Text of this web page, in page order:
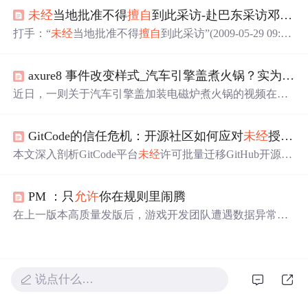
以预防数据泄露。云盒子提供了全面的数据安全解决方
案，包括业务系统数据保护和合规的跨网文件交换措施。
未经当地批准不得擅自到此采访-赴巴东采访邓案记者被围殴
打手：“未经当地批准不得擅自到此采访”(2009-05-29 09:50:
员邓玉娇刺死官员案一直备受媒体关注。昨天两名在巴东
县野三关镇采访此案的记者被当地不明身份的人围攻殴
axure8 事件改变样式_汽车引擎盖煮火锅？实为改装样式 交警：
近日，一则关于汽车引擎盖加装电磁炉煮火锅的视频在网
家透露，这只是恶搞设计，实际并未具备烹饪功能。此类
改装行为未经车管部门批准将被视为违法。
GitCode的信任危机：开源社区如何应对未经授权的项目迁移
本文深入剖析GitCode平台未经许可批量迁移GitHub开源项
律（开源许可证约束）、技术（元数据标记与CI校验）和
社区（舆论监督与声誉机制）三个维度阐述开源社区的自
PM ：只 允许你在规则里闹腾
在上一版本高质量发版后，游戏开发团队遭遇数据异常挑
确认及全员参与。
说点什么…